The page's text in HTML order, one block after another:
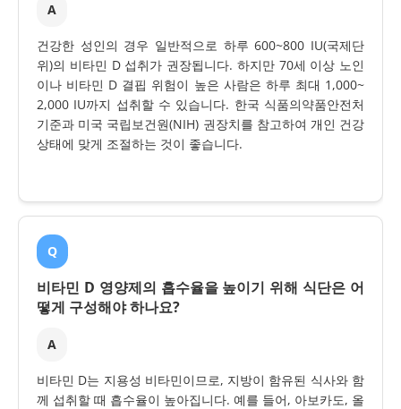
A
건강한 성인의 경우 일반적으로 하루 600~800 IU(국제단
위)의 비타민 D 섭취가 권장됩니다. 하지만 70세 이상 노인
이나 비타민 D 결핍 위험이 높은 사람은 하루 최대 1,000~
2,000 IU까지 섭취할 수 있습니다. 한국 식품의약품안전처
기준과 미국 국립보건원(NIH) 권장치를 참고하여 개인 건강
상태에 맞게 조절하는 것이 좋습니다.
Q
비타민 D 영양제의 흡수율을 높이기 위해 식단은 어
떻게 구성해야 하나요?
A
비타민 D는 지용성 비타민이므로, 지방이 함유된 식사와 함
께 섭취할 때 흡수율이 높아집니다. 예를 들어, 아보카도, 올